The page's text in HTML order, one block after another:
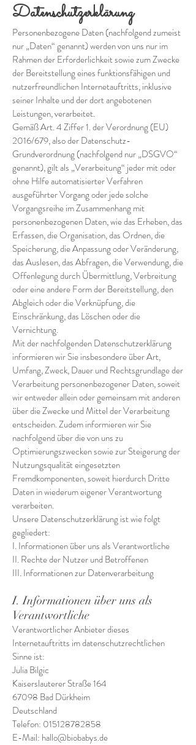
Datenschutzerklärung
Personenbezogene Daten (nachfolgend zumeist
nur „Daten“ genannt) werden von uns nur im
Rahmen der Erforderlichkeit sowie zum Zwecke
der Bereitstellung eines funktionsfähigen und
nutzerfreundlichen Internetauftritts, inklusive
seiner Inhalte und der dort angebotenen
Leistungen, verarbeitet.
Gemäß Art. 4 Ziffer 1. der Verordnung (EU)
2016/679, also der Datenschutz-
Grundverordnung (nachfolgend nur „DSGVO“
genannt), gilt als „Verarbeitung“ jeder mit oder
ohne Hilfe automatisierter Verfahren
ausgeführter Vorgang oder jede solche
Vorgangsreihe im Zusammenhang mit
personenbezogenen Daten, wie das Erheben, das
Erfassen, die Organisation, das Ordnen, die
Speicherung, die Anpassung oder Veränderung,
das Auslesen, das Abfragen, die Verwendung, die
Offenlegung durch Übermittlung, Verbreitung
oder eine andere Form der Bereitstellung, den
Abgleich oder die Verknüpfung, die
Einschränkung, das Löschen oder die
Vernichtung.
Mit der nachfolgenden Datenschutzerklärung
informieren wir Sie insbesondere über Art,
Umfang, Zweck, Dauer und Rechtsgrundlage der
Verarbeitung personenbezogener Daten, soweit
wir entweder allein oder gemeinsam mit anderen
über die Zwecke und Mittel der Verarbeitung
entscheiden. Zudem informieren wir Sie
nachfolgend über die von uns zu
Optimierungszwecken sowie zur Steigerung der
Nutzungsqualität eingesetzten
Fremdkomponenten, soweit hierdurch Dritte
Daten in wiederum eigener Verantwortung
verarbeiten.
Unsere Datenschutzerklärung ist wie folgt
gegliedert:
I. Informationen über uns als Verantwortliche
II. Rechte der Nutzer und Betroffenen
III. Informationen zur Datenverarbeitung
I. Informationen über uns als
Verantwortliche
Verantwortlicher Anbieter dieses
Internetauftritts im datenschutzrechtlichen
Sinne ist:
Julia Bilgic
Kaiserslauterer Straße 164
67098 Bad Dürkheim
Deutschland
Telefon: 015128782858
E-Mail: hallo@biobabys.de